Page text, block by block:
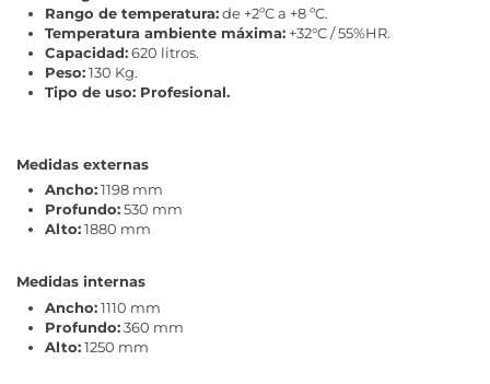
Rango de temperatura:de +2ºC a +8 ºC.
Temperatura ambiente máxima: +32°C / 55%HR.
Capacidad:620 litros.
Peso:130 Kg.
Tipo de uso: Profesional.
Medidas externas
Ancho:1198 mm
Profundo:530 mm
Alto:1880 mm
Medidas internas
Ancho:1110 mm
Profundo:360 mm
Alto:1250 mm